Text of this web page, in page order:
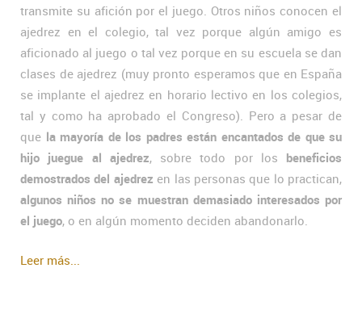
transmite su afición por el juego. Otros niños conocen el
ajedrez en el colegio, tal vez porque algún amigo es
aficionado al juego o tal vez porque en su escuela se dan
clases de ajedrez (muy pronto esperamos que en España
se implante el ajedrez en horario lectivo en los colegios,
tal y como ha aprobado el Congreso). Pero a pesar de
que la mayoría de los padres están encantados de que su
hijo juegue al ajedrez, sobre todo por los beneficios
demostrados del ajedrez en las personas que lo practican,
algunos niños no se muestran demasiado interesados por
el juego, o en algún momento deciden abandonarlo.
Leer más...